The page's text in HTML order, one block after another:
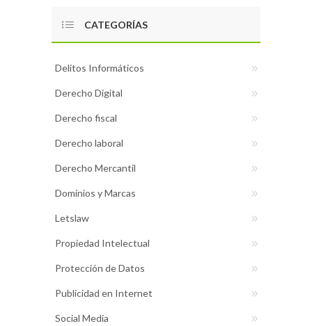
CATEGORÍAS
Delitos Informáticos
Derecho Digital
Derecho fiscal
Derecho laboral
Derecho Mercantil
Dominios y Marcas
Letslaw
Propiedad Intelectual
Protección de Datos
Publicidad en Internet
Social Media